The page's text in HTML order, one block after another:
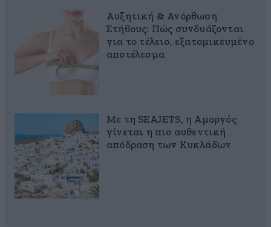
Αυξητική & Ανόρθωση
Στήθους: Πώς συνδυάζονται
για το τέλειο, εξατομικευμένο
αποτέλεσμα
Με τη SEAJETS, η Αμοργός
γίνεται η πιο αυθεντική
απόδραση των Κυκλάδων